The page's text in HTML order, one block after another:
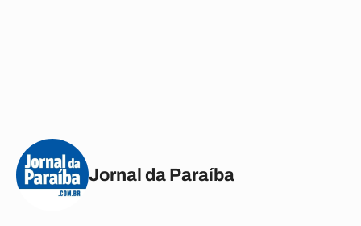
Jornal da Paraíba